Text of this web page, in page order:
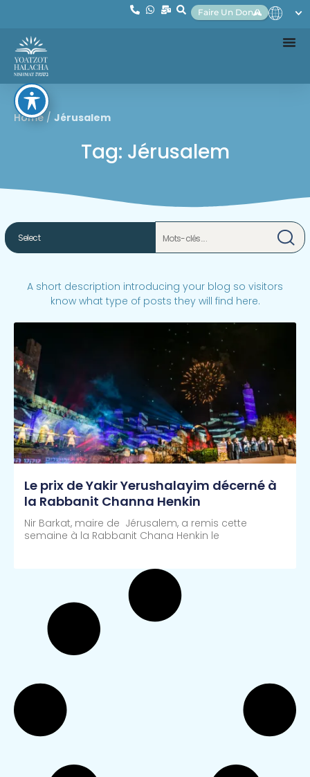
Faire Un Don
Home/ Jérusalem
Tag: Jérusalem
A short description introducing your blog so visitors
know what type of posts they will find here.
Le prix de Yakir Yerushalayim décerné à
la Rabbanit Channa Henkin
Nir Barkat, maire de Jérusalem, a remis cette
semaine à la Rabbanit Chana Henkin le